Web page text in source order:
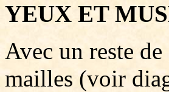
YEUX ET
Avec un reste
mailles (voir